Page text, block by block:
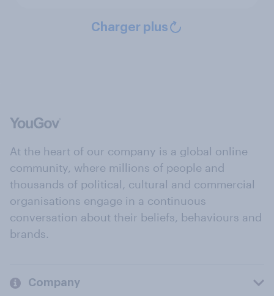
Charger plus
At the heart of our company is a global online
community, where millions of people and
thousands of political, cultural and commercial
organisations engage in a continuous
conversation about their beliefs, behaviours and
brands.
Company